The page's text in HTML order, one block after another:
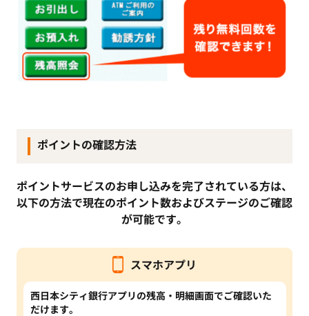
ポイントの確認方法
ポイントサービスのお申し込みを完了されている方は、
以下の方法で現在のポイント数およびステージのご確認
が可能です。
スマホアプリ
西日本シティ銀行アプリの残高・明細画面でご確認いた
だけます。